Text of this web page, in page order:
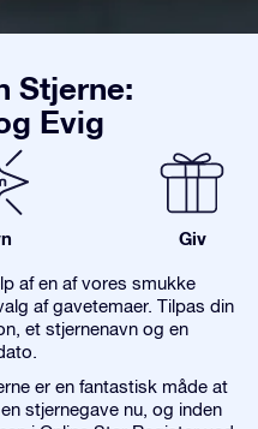
Stjerne:
Evig
Giv
af en af vores smukke
af gavetemaer. Tilpas din
et stjernenavn og en
er en fantastisk måde at
stjernegave nu, og inden